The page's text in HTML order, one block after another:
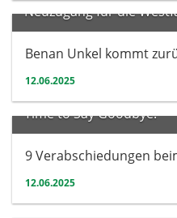
Neuzugang für die
Benan Unkel kommt
12.06.2025
Herren
Time to Say Goodbye:
9 Verabschiedungen
12.06.2025